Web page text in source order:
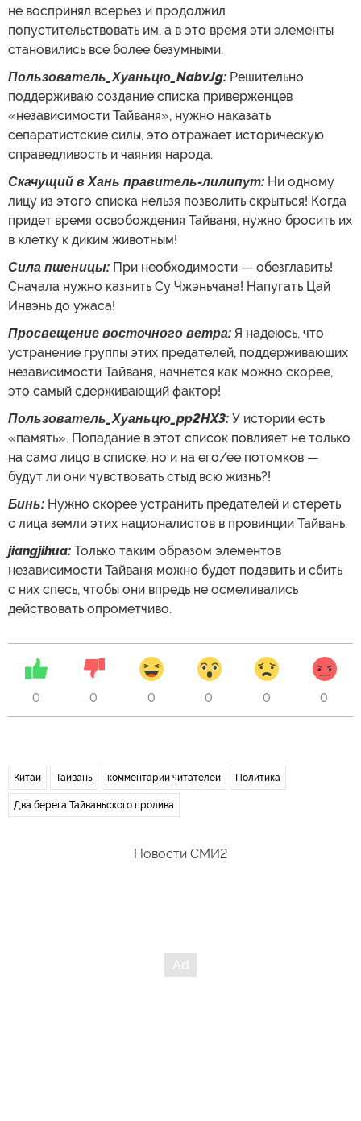
не воспринял всерьез и продолжил
попустительствовать им, а в это время эти элементы
становились все более безумными.
Пользователь_Хуаньцю_NabvJg: Решительно
поддерживаю создание списка приверженцев
«независимости Тайваня», нужно наказать
сепаратистские силы, это отражает историческую
справедливость и чаяния народа.
Скачущий в Хань правитель-лилипут: Ни одному
лицу из этого списка нельзя позволить скрыться! Когда
придет время освобождения Тайваня, нужно бросить их
в клетку к диким животным!
Сила пшеницы: При необходимости — обезглавить!
Сначала нужно казнить Су Чжэньчана! Напугать Цай
Инвэнь до ужаса!
Просвещение восточного ветра: Я надеюсь, что
устранение группы этих предателей, поддерживающих
независимости Тайваня, начнется как можно скорее,
это самый сдерживающий фактор!
Пользователь_Хуаньцю_pp2HX3: У истории есть
«память». Попадание в этот список повлияет не только
на само лицо в списке, но и на его/ее потомков —
будут ли они чувствовать стыд всю жизнь?!
Бинь: Нужно скорее устранить предателей и стереть
с лица земли этих националистов в провинции Тайвань.
jiangjihua: Только таким образом элементов
независимости Тайваня можно будет подавить и сбить
с них спесь, чтобы они впредь не осмеливались
действовать опрометчиво.
0 0 0 0 0 0
Китай Тайвань комментарии читателей Политика
Два берега Тайваньского пролива
Новости СМИ2